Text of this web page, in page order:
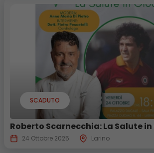
SCADUTO
Roberto Scarnecchia: La Salute in
24 Ottobre 2025 Larino